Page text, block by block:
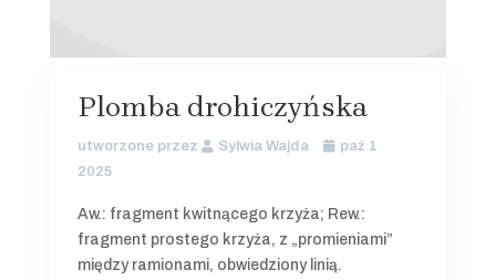
Plomba drohiczyńska
utworzone przez Sylwia Wajda
paź 1
2025
Aw.: fragment kwitnącego krzyża; Rew.:
fragment prostego krzyża, z „promieniami”
między ramionami, obwiedziony linią.